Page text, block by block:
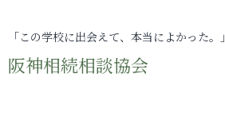
「この学校に出会えて、本当によかった。」
阪神相続相談協会